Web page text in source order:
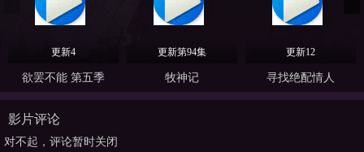
更新4
欲罢不能 第五季
更新第94集
牧神记
更新12
寻找绝配情人
影片评论
对不起，评论暂时关闭